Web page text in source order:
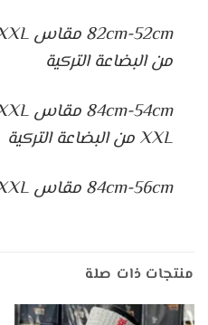
من البضاعة التركية
XXL من البضاعة التركية
84cm-56cm مقاس XXXXL
منتجات ذات صلة